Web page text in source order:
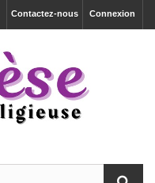
Connexion
Contactez-nous